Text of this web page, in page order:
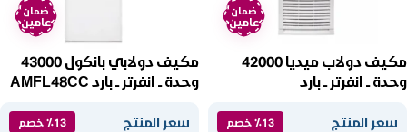
ضمان
عامين
مكيف دولاب ميديا 42000
وحدة ــ انفرتر ــ بارد
سعر المنتج ٪13 خصم
ضمان
عامين
مكيف دولابي بانكول 43000
وحدة ــ انفرتر ــ بارد AMFL48CC
سعر المنتج ٪13 خصم